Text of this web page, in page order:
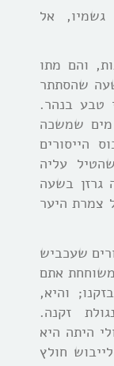
אל
והם מתו
שהסתתר
טבע בנהר.
שמשכה
הייסורים
עליה
גרזן בשעה
צמרת היער
שעכביש
אתם
והיא,
זקנה.
היתה היא
חולץ